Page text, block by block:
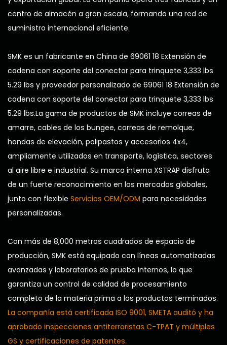
centro de almacén a gran escala, formando una red de
suministro internacional eficiente.
SMK es un fabricante en China de 69061 18 Extensión de
cadena con soporte del conector para trinquete 3,333 lbs
5.29 lbs y proveedor personalizado de 69061 18 Extensión de
cadena con soporte del conector para trinquete 3,333 lbs
5.29 lbs.La gama de productos de SMK incluye correas de
amarre, cables de los bungee, correas de remolque,
hondas de elevación, polipastos y accesorios 4x4,
ampliamente utilizados en transporte, logística, sectores
al aire libre e industrial. Su marca interna XSTRAP disfruta
de un fuerte reconocimiento en los mercados globales,
junto con flexible Servicios OEM/ODM para necesidades
personalizadas.
Con más de 8,000 metros cuadrados de espacio de
producción, SMK está equipado con líneas automatizadas
avanzadas y laboratorios de prueba internos, lo que
garantiza un control de calidad de procesamiento
completo de la materia prima a los productos terminados.
La compañía está certificada ISO 9001, SMETA auditó y ha
aprobado inspecciones antiterroristas C-TPAT y múltiples
GS y certificaciones de patentes.